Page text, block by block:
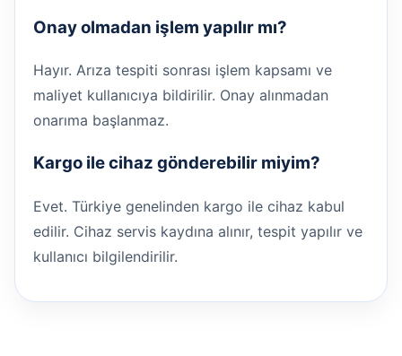
Onay olmadan işlem yapılır mı?
Hayır. Arıza tespiti sonrası işlem kapsamı ve
maliyet kullanıcıya bildirilir. Onay alınmadan
onarıma başlanmaz.
Kargo ile cihaz gönderebilir miyim?
Evet. Türkiye genelinden kargo ile cihaz kabul
edilir. Cihaz servis kaydına alınır, tespit yapılır ve
kullanıcı bilgilendirilir.